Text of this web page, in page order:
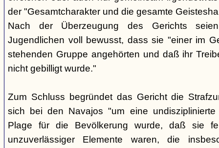
der "Gesamtcharakter und die gesamte
Nach der Überzeugung des Gerichts
Jugendlichen voll bewusst, dass sie "einer im
stehenden Gruppe angehörten und daß ihr
nicht gebilligt wurde."
Zum Schluss begründet das Gericht die
sich bei den Navajos "um eine
Plage für die Bevölkerung wurde, daß sie
unzuverlässiger Elemente waren, die